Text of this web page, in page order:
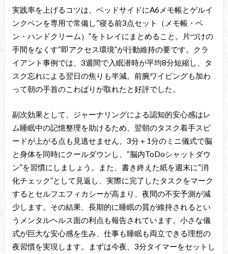
実践率を上げるコツは、ベッドサイドにA6メモ帳とゲルイ
ンクペンを専用で常備し“寝る前3点セット（メモ帳・ペ
ン・ハンドクリーム）”をトレイにまとめること。片づけの
手間をなくす“即アクセス環境”が行動維持の要です。クラ
イアント事例では、3週間で入眠潜時が平均8分短縮し、タ
スク忘れによる翌日の焦りも半減。前腕ワイピングも加わ
って朝の手首のこわばりが取れたと好評でした。
副次効果として、ジャーナリングによる認知的安心感はレ
ム睡眠中の記憶整理を助けるため、翌朝のタスク着手スピ
ードが上がる点も見逃せません。3分＋1分のミニ儀式で脳
と身体を同時にクールダウンし、“脳内ToDoシャットダウ
ン”を習慣にしましょう。また、書き終えた紙を週末に“消
化チェック”として見返し、実際に完了したタスクをマーク
するとセルフエフィカシーが高まり、夜間の不安予測が減
少します。その結果、長期的に睡眠の質が維持されるとい
うメンタルヘルス面の利点も報告されています。小さな儀
式が巨大な安心感を生み、仕事も睡眠も両立できる理想の
夜習慣を実現します。まずは今夜、3分タイマーをセットし